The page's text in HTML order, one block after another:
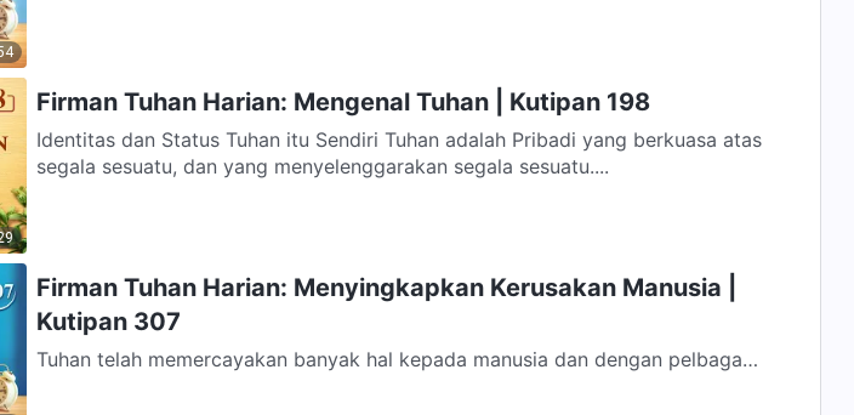
Firman Tuhan Harian: Mengenal Tuhan | Kutipan 198
Identitas dan Status Tuhan itu Sendiri Tuhan adalah Pribadi yang berkuasa atas
segala sesuatu, dan yang menyelenggarakan segala sesuatu....
Firman Tuhan Harian: Menyingkapkan Kerusakan Manusia |
Kutipan 307
Tuhan telah memercayakan banyak hal kepada manusia dan dengan pelbagai